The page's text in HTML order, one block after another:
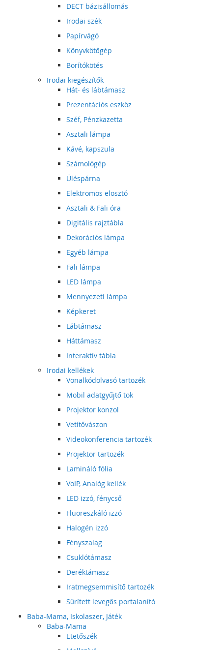
DECT bázisállomás
Irodai szék
Papírvágó
Könyvkötőgép
Borítókötés
Irodai kiegészítők
Hát- és lábtámasz
Prezentációs eszköz
Széf, Pénzkazetta
Asztali lámpa
Kávé, kapszula
Számológép
Üléspárna
Elektromos elosztó
Asztali & Fali óra
Digitális rajztábla
Dekorációs lámpa
Egyéb lámpa
Fali lámpa
LED lámpa
Mennyezeti lámpa
Képkeret
Lábtámasz
Háttámasz
Interaktív tábla
Irodai kellékek
Vonalkódolvasó tartozék
Mobil adatgyűjtő tok
Projektor konzol
Vetítővászon
Videokonferencia tartozék
Projektor tartozék
Lamináló fólia
VoIP, Analóg kellék
LED izzó, fénycső
Fluoreszkáló izzó
Halogén izzó
Fényszalag
Csuklótámasz
Deréktámasz
Iratmegsemmisítő tartozék
Sűrített levegős portalanító
Baba-Mama, Iskolaszer, Játék
Baba-Mama
Etetőszék